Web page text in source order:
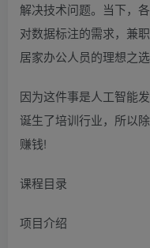
解决技术问题。当下，
对数据标注的需求，兼
居家办公人员的理想之选
因为这件事是人工智能
诞生了培训行业，所以
赚钱!
课程目录
项目介绍